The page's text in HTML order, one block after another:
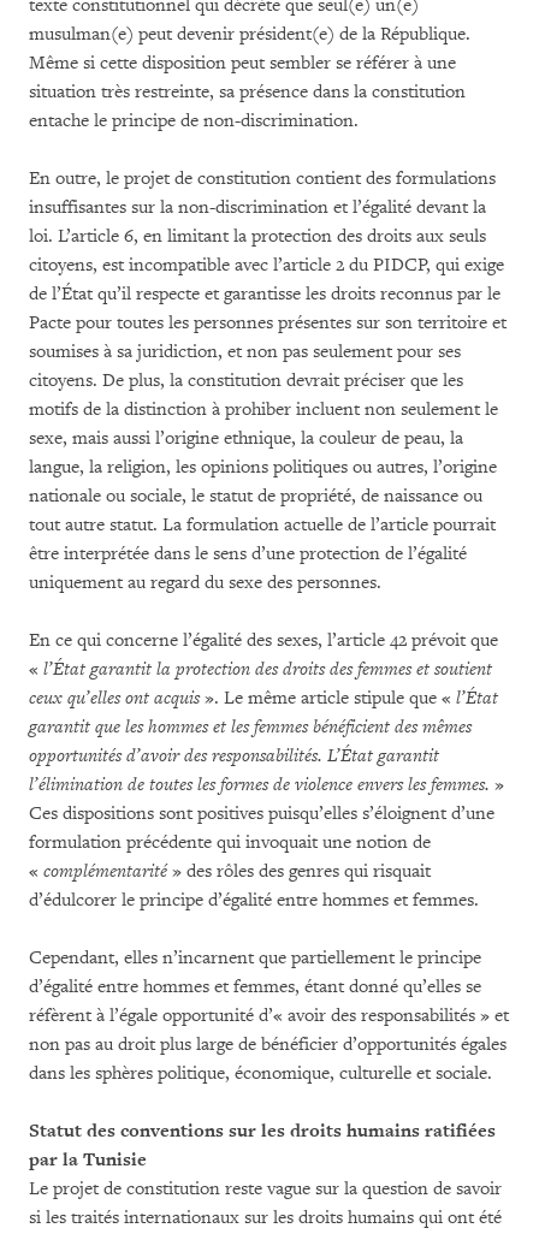
texte constitutionnel qui décrète que seul(e) un(e)
musulman(e) peut devenir président(e) de la République.
Même si cette disposition peut sembler se référer à une
situation très restreinte, sa présence dans la constitution
entache le principe de non-discrimination.
En outre, le projet de constitution contient des formulations
insuffisantes sur la non-discrimination et l’égalité devant la
loi. L’article 6, en limitant la protection des droits aux seuls
citoyens, est incompatible avec l’article 2 du PIDCP, qui exige
de l’État qu’il respecte et garantisse les droits reconnus par le
Pacte pour toutes les personnes présentes sur son territoire et
soumises à sa juridiction, et non pas seulement pour ses
citoyens. De plus, la constitution devrait préciser que les
motifs de la distinction à prohiber incluent non seulement le
sexe, mais aussi l’origine ethnique, la couleur de peau, la
langue, la religion, les opinions politiques ou autres, l’origine
nationale ou sociale, le statut de propriété, de naissance ou
tout autre statut. La formulation actuelle de l’article pourrait
être interprétée dans le sens d’une protection de l’égalité
uniquement au regard du sexe des personnes.
En ce qui concerne l’égalité des sexes, l’article 42 prévoit que
« l’État garantit la protection des droits des femmes et soutient
ceux qu’elles ont acquis». Le même article stipule que « l’État
garantit que les hommes et les femmes bénéficient des mêmes
opportunités d’avoir des responsabilités. L’État garantit
l’élimination de toutes les formes de violence envers les femmes. »
Ces dispositions sont positives puisqu’elles s’éloignent d’une
formulation précédente qui invoquait une notion de
« complémentarité» des rôles des genres qui risquait
d’édulcorer le principe d’égalité entre hommes et femmes.
Cependant, elles n’incarnent que partiellement le principe
d’égalité entre hommes et femmes, étant donné qu’elles se
réfèrent à l’égale opportunité d’« avoir des responsabilités » et
non pas au droit plus large de bénéficier d’opportunités égales
dans les sphères politique, économique, culturelle et sociale.
Statut des conventions sur les droits humains ratifiées
par la Tunisie
Le projet de constitution reste vague sur la question de savoir
si les traités internationaux sur les droits humains qui ont été